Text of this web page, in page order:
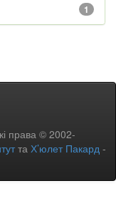
1
права © 2002-
та Х’юлет Пакард -